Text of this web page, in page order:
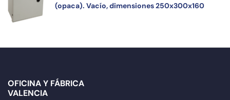
(opaca). Vacío, dimensiones 250x300x160
OFICINA Y FÁBRICA
VALENCIA